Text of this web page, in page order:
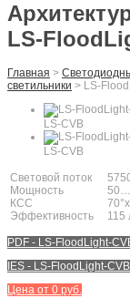
LS-
Главная >
светильники > LS-
LS-CVB
LS-CVB
Световой поток
Мощность
КСС
Эффективность
115
PDF - LS-FloodLight-
IES - LS-FloodLight-CVB
Цена от 0 руб.